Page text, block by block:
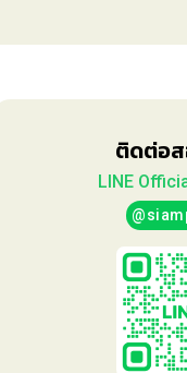
ติดต่อ
LINE